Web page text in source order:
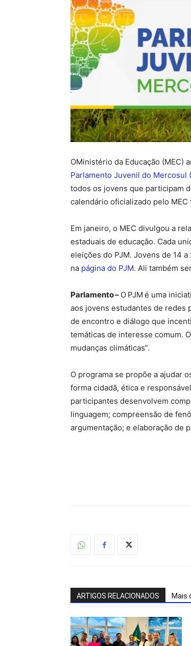
OMinistério da Educação (MEC)
Parlamento Juvenil do Mercosul
todos os jovens que participam
calendário oficializado pelo
Em janeiro, o MEC divulgou a
estaduais de educação. Cada
eleições do PJM. Jovens de 14
na página do PJM. Ali também
Parlamento– O PJM é uma
aos jovens estudantes de redes
de encontro e diálogo que
temáticas de interesse comum.
mudanças climáticas”.
O programa se propõe a ajudar
forma cidadã, ética e
participantes desenvolvem
linguagem; compreensão de
argumentação; e elaboração de
ARTIGOS RELACIONADOS Mais